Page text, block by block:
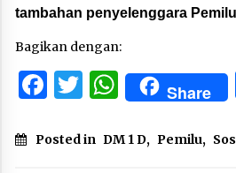
tambahan penyelenggara
Bagikan dengan:
Facebook
TwitterShare
Posted in DM 1 D, Pemilu,